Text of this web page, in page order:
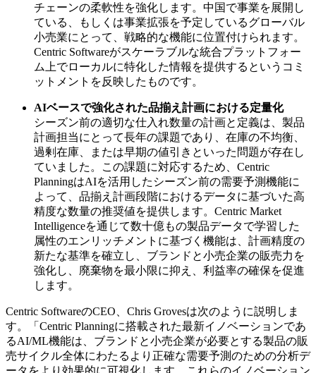
チェーンの柔軟性を強化します。中国で事業を展開し
ている、もしくは事業拡張を予定しているグローバル
小売業にとって、戦略的な機能に位置付けられます。
Centric Softwareがスケーラブルな統合プラットフォー
ム上でローカルに特化した情報を提供するというコミ
ットメントを反映したものです。
AIベースで強化された品揃え計画における定量化
シーズン前の適切な仕入れ数量の計画と定義は、製品
計画担当にとって長年の課題であり、在庫の不均衡、
過剰在庫、または早期の値引きといった問題が存在し
ていました。この課題に対応するため、Centric
PlanningはAIを活用したシーズン前の需要予測機能に
よって、品揃え計画段階におけるデータに基づいた高
精度な数量の推奨値を提供します。Centric Market
Intelligenceを通じて数十億もの製品データで学習した
属性のエンリッチメントに基づく機能は、計画精度の
新たな基準を確立し、ブランドと小売企業の販売力を
強化し、廃棄物を最小限に抑え、利益率の確保を促進
します。
Centric SoftwareのCEO、Chris Grovesは次のように説明しま
す。「Centric Planningに搭載された最新イノベーションであ
るAI/ML機能は、ブランドと小売企業が必要とする製品の販
売サイクル全体にわたるより正確な需要予測のための分析デ
ータをより効果的に可視化します。これらのイノベーション